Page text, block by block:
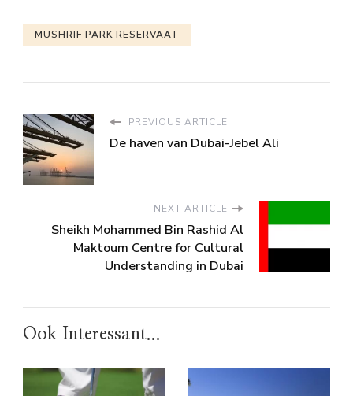
MUSHRIF PARK RESERVAAT
PREVIOUS ARTICLE
De haven van Dubai-Jebel Ali
NEXT ARTICLE
Sheikh Mohammed Bin Rashid Al
Maktoum Centre for Cultural
Understanding in Dubai
Ook Interessant...